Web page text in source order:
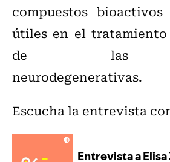
compuestos
útiles en el
de las
neurodegenerativas.
Escucha la entrevista